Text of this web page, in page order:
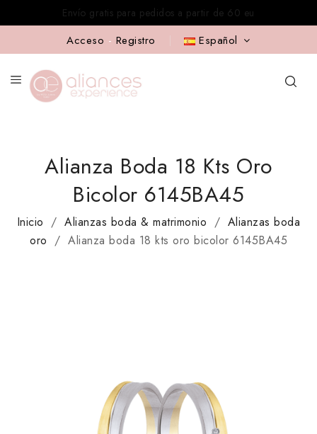
Asesoramiento experto gratis en alianzas de boda
Español
Acceso - Registro
Alianza Boda 18 Kts Oro
Bicolor 6145BA45
Inicio Alianzas boda & matrimonio
Alianzas boda
oro
Alianza boda 18 kts oro bicolor 6145BA45